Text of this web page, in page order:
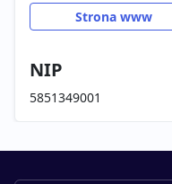
Strona www
NIP
5851349001